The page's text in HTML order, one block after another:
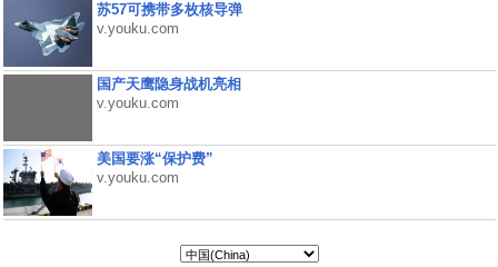
苏57可携带多枚核导弹
v.youku.com
国产天鹰隐身战机亮相
v.youku.com
美国要涨“保护费”
v.youku.com